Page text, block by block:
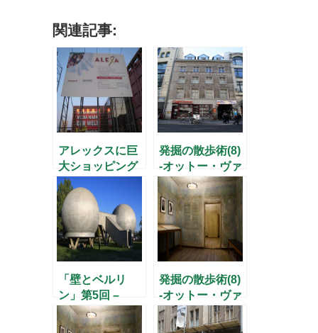
関連記事:
アレックスに巨
大ショッピング
センター
発掘の散歩術(8)
-オットー・ヴァ
イトと人知れぬ
英雄たち（前）-
「壁とベルリ
ン」第5回 –
WISTAに見る東
独の再生例 –
発掘の散歩術(8)
-オットー・ヴァ
イトと人知れぬ
英雄たち（後）-